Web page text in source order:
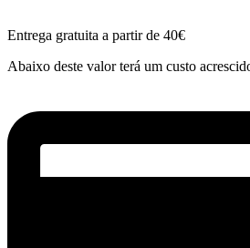
Entrega gratuita a partir de 40€
Abaixo deste valor terá um custo